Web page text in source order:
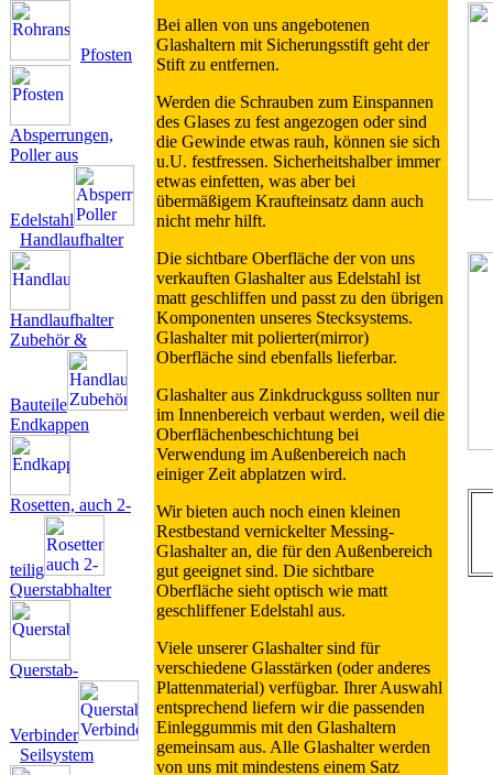
Pfosten
Absperrungen,
Poller aus
Edelstahl
Handlaufhalter
Handlaufhalter
Zubehör &
Bauteile
Endkappen
Rosetten, auch 2-
teilig
Querstabhalter
Querstab-
Verbinder
Seilsystem
Bei allen von uns angebotenen
Glashaltern mit Sicherungsstift geht der
Stift zu entfernen.
Werden die Schrauben zum Einspannen
des Glases zu fest angezogen oder sind
die Gewinde etwas rauh, können sie sich
u.U. festfressen. Sicherheitshalber immer
etwas einfetten, was aber bei
übermäßigem Kraufteinsatz dann auch
nicht mehr hilft.
Die sichtbare Oberfläche der von uns
verkauften Glashalter aus Edelstahl ist
matt geschliffen und passt zu den übrigen
Komponenten unseres Stecksystems.
Glashalter mit polierter(mirror)
Oberfläche sind ebenfalls lieferbar.
Glashalter aus Zinkdruckguss sollten nur
im Innenbereich verbaut werden, weil die
Oberflächenbeschichtung bei
Verwendung im Außenbereich nach
einiger Zeit abplatzen wird.
Wir bieten auch noch einen kleinen
Restbestand vernickelter Messing-
Glashalter an, die für den Außenbereich
gut geeignet sind. Die sichtbare
Oberfläche sieht optisch wie matt
geschliffener Edelstahl aus.
Viele unserer Glashalter sind für
verschiedene Glasstärken (oder anderes
Plattenmaterial) verfügbar. Ihrer Auswahl
entsprechend liefern wir die passenden
Einleggummis mit den Glashaltern
gemeinsam aus. Alle Glashalter werden
von uns mit mindestens einem Satz